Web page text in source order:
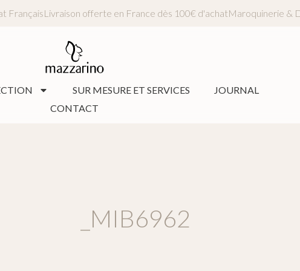
FrançaisLivraison offerte en France dès 100€ d'achat
SUR MESURE ET SERVICES
JOURNAL
CONTACT
_MIB6962